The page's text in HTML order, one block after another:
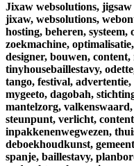
Jixaw websolutions, jigsaw
jixaw, websolutions,
hosting, beheren, systeem,
zoekmachine, optimalisatie,
designer, bouwen, content,
tinyhousebaillestavy,
tango, festival, advertentie,
mygeeto, dagobah,
mantelzorg, valkenswaard,
steunpunt, verlicht,
inpakkenenwegwezen,
deboekhoudkunst,
spanje, baillestavy,